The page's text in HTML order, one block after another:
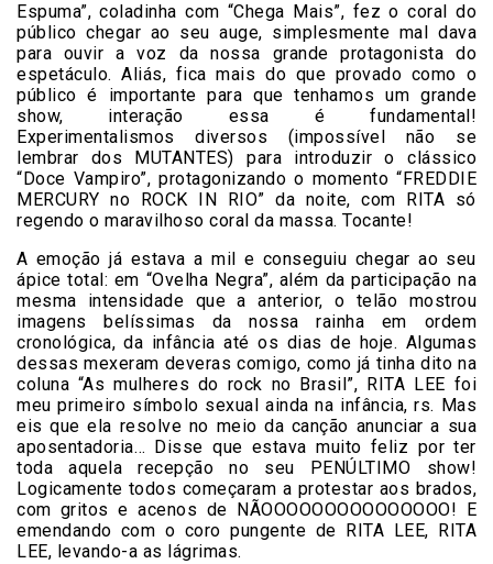
Espuma”, coladinha com “Chega Mais”, fez o coral do
público chegar ao seu auge, simplesmente mal dava
para ouvir a voz da nossa grande protagonista do
espetáculo. Aliás, fica mais do que provado como o
público é importante para que tenhamos um grande
show, interação essa é fundamental!
Experimentalismos diversos (impossível não se
lembrar dos MUTANTES) para introduzir o clássico
“Doce Vampiro”, protagonizando o momento “FREDDIE
MERCURY no ROCK IN RIO” da noite, com RITA só
regendo o maravilhoso coral da massa. Tocante!
A emoção já estava a mil e conseguiu chegar ao seu
ápice total: em “Ovelha Negra”, além da participação na
mesma intensidade que a anterior, o telão mostrou
imagens belíssimas da nossa rainha em ordem
cronológica, da infância até os dias de hoje. Algumas
dessas mexeram deveras comigo, como já tinha dito na
coluna “As mulheres do rock no Brasil”, RITA LEE foi
meu primeiro símbolo sexual ainda na infância, rs. Mas
eis que ela resolve no meio da canção anunciar a sua
aposentadoria… Disse que estava muito feliz por ter
toda aquela recepção no seu PENÚLTIMO show!
Logicamente todos começaram a protestar aos brados,
com gritos e acenos de NÃOOOOOOOOOOOOOOO! E
emendando com o coro pungente de RITA LEE, RITA
LEE, levando-a as lágrimas.